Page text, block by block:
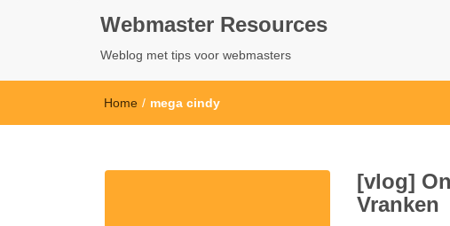
Webmaster Resources
Weblog met tips voor webmasters
Home / mega cindy
[vlog]
Vranken